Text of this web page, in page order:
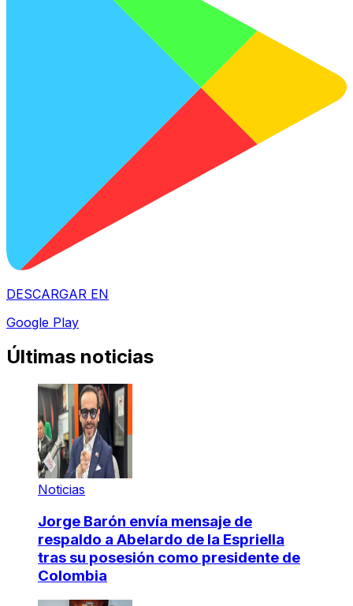
DESCARGAR EN
Google Play
Últimas noticias
Noticias
Jorge Barón envía mensaje de
respaldo a Abelardo de la Espriella
tras su posesión como presidente de
Colombia